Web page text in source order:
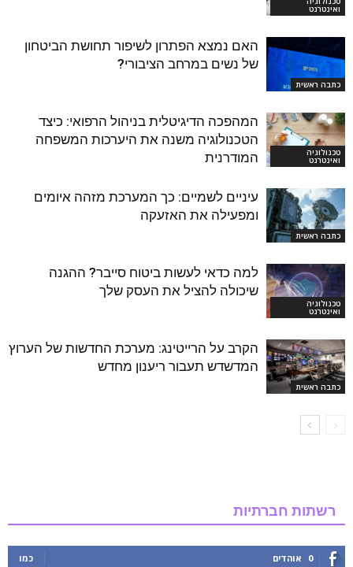
ואינטרנט
כתבה ראשית
האם נמצא הפתרון לשיפור תחושת הביטחון
של נשים במרחב הציבורי?
טכנולוגיה
ואינטרנט
המהפכה הדיגיטלית בניהול הרפואי: כיצד
הטכנולוגיה משנה את היערכות המשפחה
המודרנית
כתבה ראשית
עיניים לשמיים: כך המערכת מזהה איומים
ומפעילה את האזעקה
טכנולוגיה
ואינטרנט
למה כדאי לעשות ביטוח סייבר? ההגנה
שיכולה להציל את העסק שלך
כתבה ראשית
הקרב על הרייטינג: מערכת החדשות של הערוץ
המדשדש תעבור ריענון מחדש
רשתות חברתיות
0 אוהדים כמו